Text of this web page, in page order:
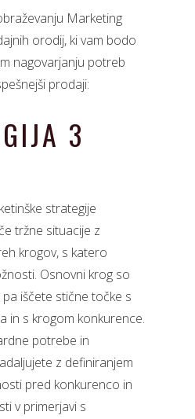
Marketing
orodij, ki vam bodo
nagovarjanju potreb
prodaji:
3
strategije
tržne situacije z
krogov, s katero
Osnovni krog so
iščete stične točke s
in s krogom konkurence.
potrebe in
z definiranjem
pred konkurenco in
v primerjavi s